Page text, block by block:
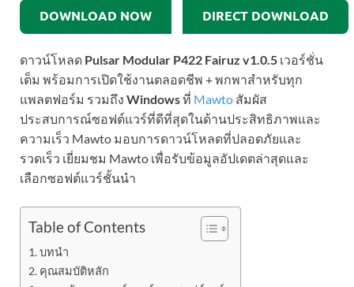
DOWNLOAD NOW DIRECT DOWNLOAD
ดาวน์โหลด Pulsar Modular P422 Fairuz v1.0.5 เวอร์ชั่น
เต็ม พร้อมการเปิดใช้งานตลอดชีพ + พกพาสำหรับทุก
แพลตฟอร์ม รวมถึง Windowsที่ Mawto สัมผัส
ประสบการณ์ซอฟต์แวร์ที่ดีที่สุดในด้านประสิทธิภาพและ
ความเร็ว Mawto มอบการดาวน์โหลดที่ปลอดภัยและ
รวดเร็ว เยี่ยมชม Mawto เพื่อรับข้อมูลอัปเดตล่าสุดและ
เลือกซอฟต์แวร์ชั้นนำ
Table of Contents
บทนำ
คุณสมบัติหลัก